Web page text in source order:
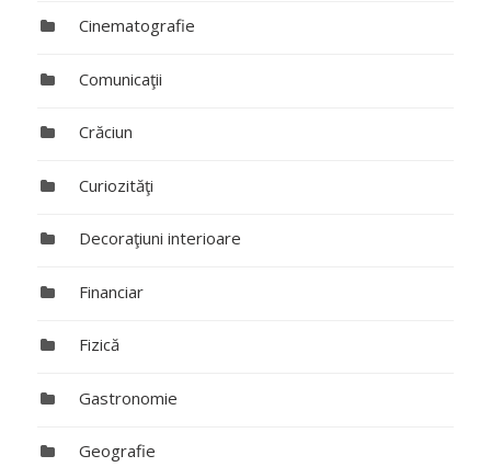
Cinematografie
Comunicaţii
Crăciun
Curiozităţi
Decoraţiuni interioare
Financiar
Fizică
Gastronomie
Geografie